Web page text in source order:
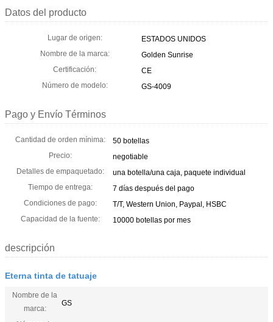
Datos del producto
Lugar de origen:
ESTADOS UNIDOS
Nombre de la marca:
Golden Sunrise
Certificación:
CE
Número de modelo:
GS-4009
Pago y Envío Términos
Cantidad de orden mínima:
50 botellas
Precio:
negotiable
Detalles de empaquetado:
una botella/una caja, paquete individual
Tiempo de entrega:
7 días después del pago
Condiciones de pago:
T/T, Western Union, Paypal, HSBC
Capacidad de la fuente:
10000 botellas por mes
descripción
Eterna tinta de tatuaje
Nombre de la
marca:
GS